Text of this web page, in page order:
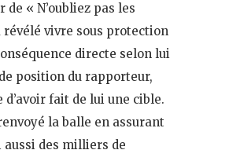
de « N’oubliez pas les
révélé vivre sous protection
directe selon lui
position du rapporteur,
d’avoir fait de lui une cible.
la balle en assurant
aussi des milliers de